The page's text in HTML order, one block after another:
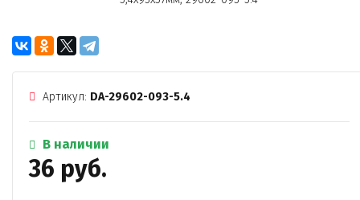
Артикул: DA-29602-093-5.4
В наличии
36 руб.